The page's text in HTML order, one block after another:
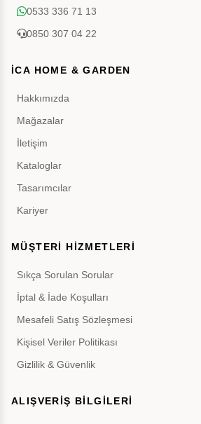
0533 336 71 13
0850 307 04 22
İCA HOME & GARDEN
Hakkımızda
Mağazalar
İletişim
Kataloglar
Tasarımcılar
Kariyer
MÜŞTERİ HİZMETLERİ
Sıkça Sorulan Sorular
İptal & İade Koşulları
Mesafeli Satış Sözleşmesi
Kişisel Veriler Politikası
Gizlilik & Güvenlik
ALIŞVERİŞ BİLGİLERİ